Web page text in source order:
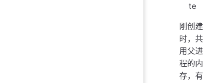
te​
刚创建
时，共
用父进
程的内
存，有